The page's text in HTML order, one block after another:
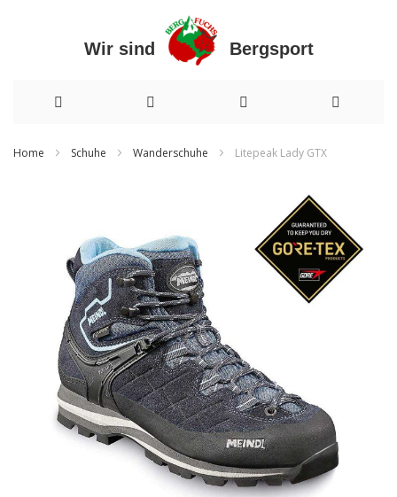
Wir sind Bergsport
Home Schuhe Wanderschuhe Litepeak Lady GTX
Bildergalerie